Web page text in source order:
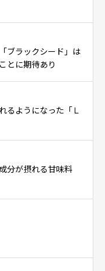
ブラックシード」は
とに期待あり
るようになった「Ｌ
分が摂れる甘味料